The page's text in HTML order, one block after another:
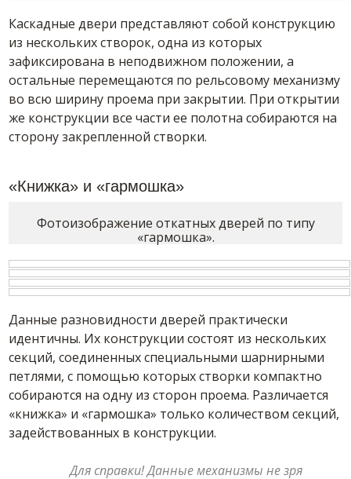
Каскадные двери представляют собой конструкцию
из нескольких створок, одна из которых
зафиксирована в неподвижном положении, а
остальные перемещаются по рельсовому механизму
во всю ширину проема при закрытии. При открытии
же конструкции все части ее полотна собираются на
сторону закрепленной створки.
«Книжка» и «гармошка»
Фотоизображение откатных дверей по типу
«гармошка».
Данные разновидности дверей практически
идентичны. Их конструкции состоят из нескольких
секций, соединенных специальными шарнирными
петлями, с помощью которых створки компактно
собираются на одну из сторон проема. Различается
«книжка» и «гармошка» только количеством секций,
задействованных в конструкции.
Для справки! Данные механизмы не зря